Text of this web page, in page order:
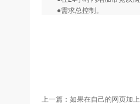
●需求总控制。
上一篇： 如果在自己的网页加